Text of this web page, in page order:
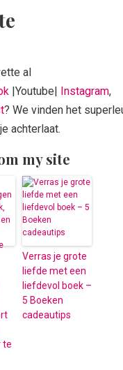
al
|Youtube| Instagram,
? We vinden het
achterlaat.
my site
te
Verras je grote
liefde met een
liefdevol boek –
5 Boeken
cadeautips